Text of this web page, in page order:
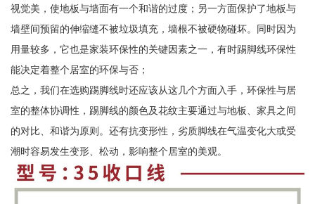
视觉美，使地板与墙面有一个和谐的过度；另一方面保护了地板与
墙壁间预留的伸缩缝不被垃圾填充，墙根不被硬物碰坏。同时因为
用量较多，它也是家装环保性的关键因素之一，有时踢脚线环保性
能决定着整个居室的环保与否；
总之，我们在选购踢脚线时还应该从这几个方面入手，环保性与居
室的整体协调性，踢脚线的颜色及花纹主要通过与地板、家具之间
的对比、和谐为原则。还有抗变形性，劣质脚线在气温变化大或受
潮时容易发生变形、松动，影响整个居室的美观。